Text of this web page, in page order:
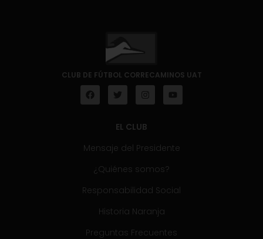
CLUB DE FÚTBOL CORRECAMINOS UAT
EL CLUB
Mensaje del Presidente
¿Quiénes somos?
Responsabilidad Social
Historia Naranja
Preguntas Frecuentes